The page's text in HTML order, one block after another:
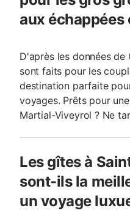
aux
D'après les données
sont faits pour les
destination parfaite
voyages. Prêts pour
Martial-Viveyrol ? Ne
Les gîtes à
sont-ils la
un voyage